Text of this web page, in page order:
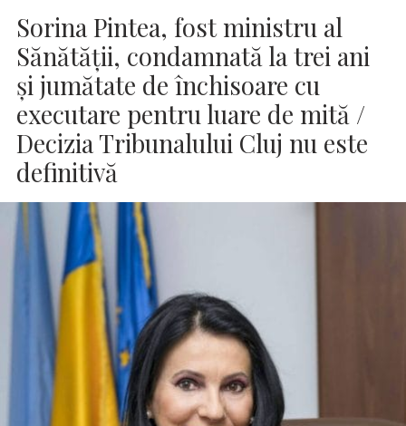
Sorina Pintea, fost ministru al
Sănătăţii, condamnată la trei ani
şi jumătate de închisoare cu
executare pentru luare de mită /
Decizia Tribunalului Cluj nu este
definitivă